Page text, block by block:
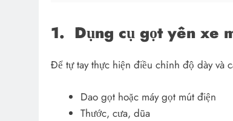
1. Dụng cụ gọt yên xe
Để tự tay thực hiện điều chỉnh độ dày và
Dao gọt hoặc máy gọt mút điện
Thước, cưa, dũa